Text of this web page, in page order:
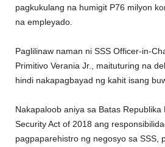
pagkukulang na humigit P76 milyon
na empleyado.
Paglilinaw naman ni SSS Officer-in-
Primitivo Verania Jr., maituturing na
hindi nakapagbayad ng kahit isang
Nakapaloob aniya sa Batas Republika
Security Act of 2018 ang
pagpaparehistro ng negosyo sa SSS,